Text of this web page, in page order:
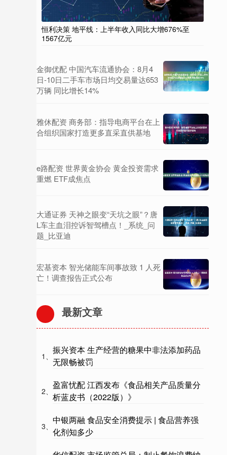
恒利决策 地平线：上半年收入同比大增676%至
1567亿元
金御优配 中国汽车流通协会：8月4
日-10日二手车市场日均交易量达653
万辆 同比增长14%
雅休配资 商务部：指导电商平台在上
合组织国家打造更多直采直供基地
e路配资 世界黄金协会 黄金投资需求
重燃 ETF成焦点
大通证券 天神之眼变“天坑之眼”？唐
L车主血泪控诉智驾槽点！_系统_问
题_比亚迪
宏基资本 智光储能车间事故致 1 人死
亡！调查报告正式公布
最新文章
1、
振兴资本 生产经营的糖果中非法添加药品
无限畅被罚
2、
盈富忧配 江西发布《食品相关产品质量分
析蓝皮书（2022版）》
3、
中银两融 食品安全消费提示 | 食品营养强
化剂知多少